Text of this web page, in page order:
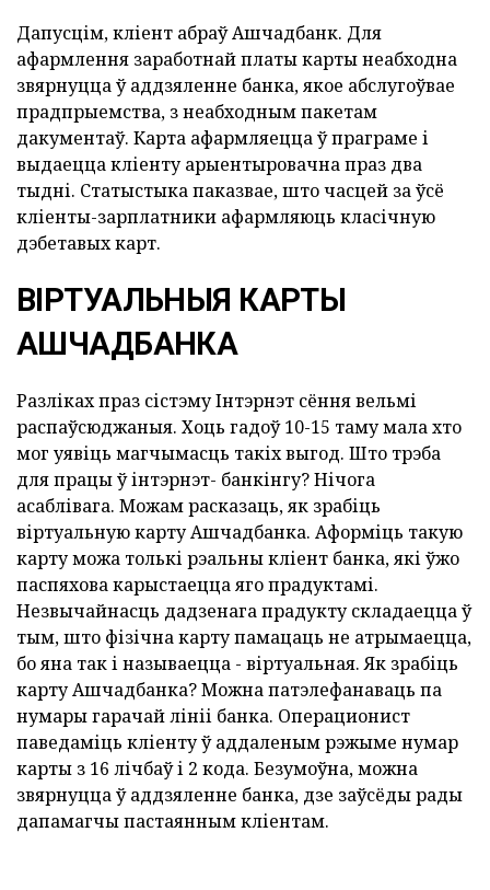
Дапусцім, кліент абраў Ашчадбанк. Для
афармлення заработнай платы карты неабходна
звярнуцца ў аддзяленне банка, якое абслугоўвае
прадпрыемства, з неабходным пакетам
дакументаў. Карта афармляецца ў праграме і
выдаецца кліенту арыентыровачна праз два
тыдні. Статыстыка паказвае, што часцей за ўсё
кліенты-зарплатники афармляюць класічную
дэбетавых карт.
ВІРТУАЛЬНЫЯ КАРТЫ
АШЧАДБАНКА
Разліках праз сістэму Інтэрнэт сёння вельмі
распаўсюджаныя. Хоць гадоў 10-15 таму мала хто
мог уявіць магчымасць такіх выгод. Што трэба
для працы ў інтэрнэт- банкінгу? Нічога
асаблівага. Можам расказаць, як зрабіць
віртуальную карту Ашчадбанка. Аформіць такую
карту можа толькі рэальны кліент банка, які ўжо
паспяхова карыстаецца яго прадуктамі.
Незвычайнасць дадзенага прадукту складаецца ў
тым, што фізічна карту памацаць не атрымаецца,
бо яна так і называецца - віртуальная. Як зрабіць
карту Ашчадбанка? Можна патэлефанаваць па
нумары гарачай лініі банка. Операционист
паведаміць кліенту ў аддаленым рэжыме нумар
карты з 16 лічбаў і 2 кода. Безумоўна, можна
звярнуцца ў аддзяленне банка, дзе заўсёды рады
дапамагчы пастаянным кліентам.